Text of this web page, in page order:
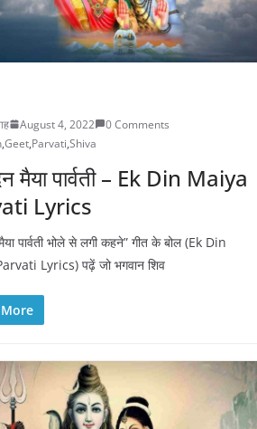
August 4, 2022
0 Comments
,Geet,Parvati,Shiva
मैया पार्वती – Ek Din Maiya
Lyrics
पार्वती भोले से लगी कहने” गीत के बोल (Ek Din
Lyrics) पढ़ें जो भगवान शिव